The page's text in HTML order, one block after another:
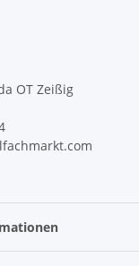
OT Zeißig